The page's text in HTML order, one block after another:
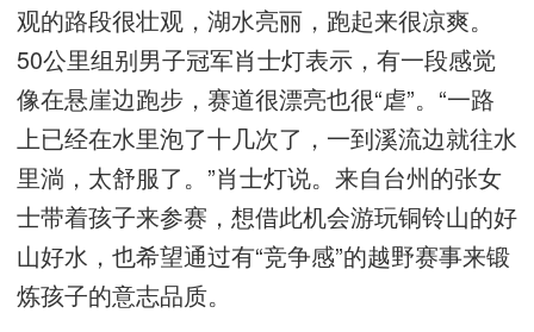
观的路段很壮观，湖水亮丽，跑起来很凉爽。
50公里组别男子冠军肖士灯表示，有一段感觉
像在悬崖边跑步，赛道很漂亮也很“虐”。“一路
上已经在水里泡了十几次了，一到溪流边就往水
里淌，太舒服了。”肖士灯说。来自台州的张女
士带着孩子来参赛，想借此机会游玩铜铃山的好
山好水，也希望通过有“竞争感”的越野赛事来锻
炼孩子的意志品质。